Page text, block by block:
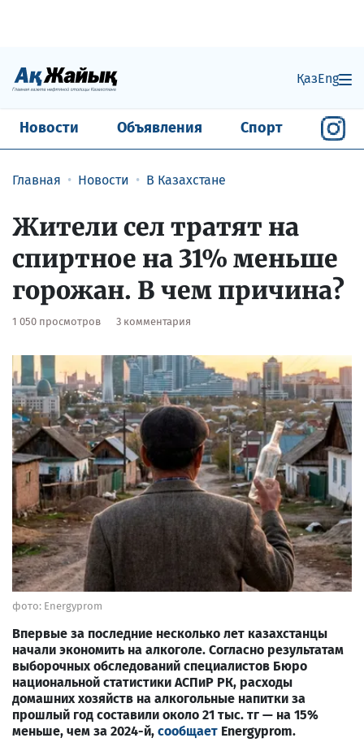
ҚазEng
Новости Объявления Спорт
Главная Новости В Казахстане
Жители сел тратят на
спиртное на 31% меньше
горожан. В чем причина?
1 050 просмотров 3 комментария
фото: Energyprom
Впервые за последние несколько лет казахстанцы
начали экономить на алкоголе. Согласно результатам
выборочных обследований специалистов Бюро
национальной статистики АСПиР РК, расходы
домашних хозяйств на алкогольные напитки за
прошлый год составили около 21 тыс. тг — на 15%
меньше, чем за 2024-й, сообщает Energyprom.